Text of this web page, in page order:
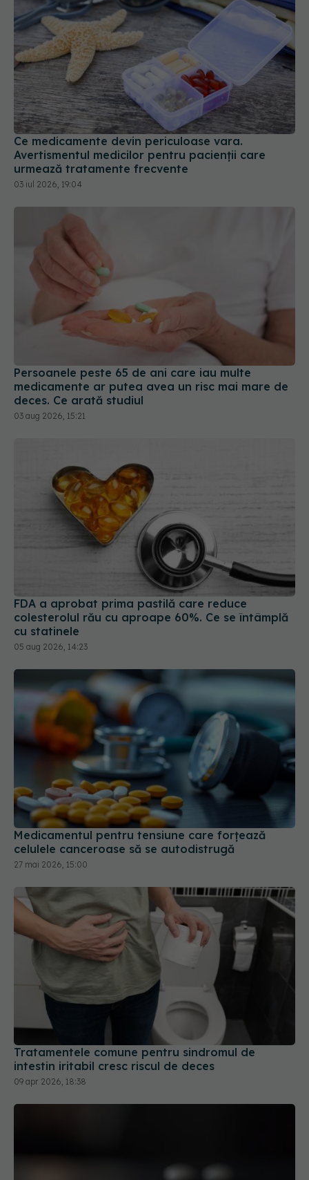
Ce medicamente devin periculoase vara.
Avertismentul medicilor pentru pacienții care
urmează tratamente frecvente
03 iul 2026, 19:04
Persoanele peste 65 de ani care iau multe
medicamente ar putea avea un risc mai mare de
deces. Ce arată studiul
03 aug 2026, 15:21
FDA a aprobat prima pastilă care reduce
colesterolul rău cu aproape 60%. Ce se întâmplă
cu statinele
05 aug 2026, 14:23
Medicamentul pentru tensiune care forțează
celulele canceroase să se autodistrugă
27 mai 2026, 15:00
Tratamentele comune pentru sindromul de
intestin iritabil cresc riscul de deces
09 apr 2026, 18:38